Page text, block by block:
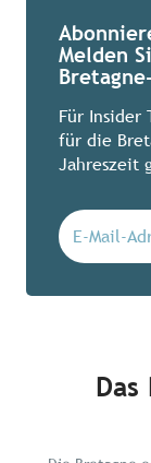
Melden
Für Insider
für die
Jahreszeit